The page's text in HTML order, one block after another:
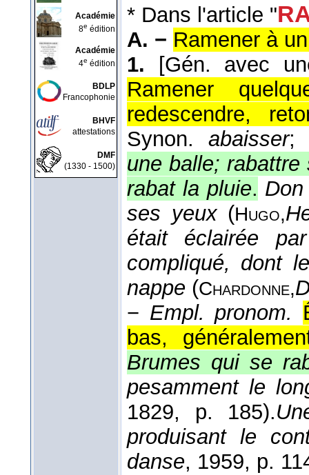
Académie
8e édition
Académie
4e édition
BDLP
Francophonie
BHVF
attestations
DMF
(1330 - 1500)
* Dans l'article "
A. − Ramener à
1.
[Gén. avec
Ramener
redescendre,
Synon. abaisser;
une balle;
rabat la pluie.
ses yeux(Hugo,
était éclairée
compliqué, dont
nappe (Chardonne,
− Empl. pronom.
bas,
Brumes qui se
pesamment le
1829, p. 185).
produisant le
danse, 1959, p.